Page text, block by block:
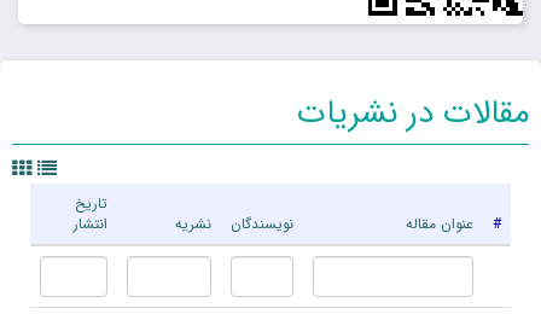
مقالات در نشریات
# عنوان مقاله نویسندگان نشریه
تاریخ
انتشار